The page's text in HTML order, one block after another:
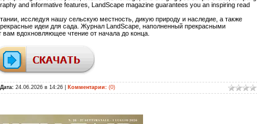
and informative features, LandScape magazine guarantees you an inspiring read
исследуя нашу сельскую местность, дикую природу и наследие, а также
идеи для сада. Журнал LandScape, наполненный прекрасными
вдохновляющее чтение от начала до конца.
Дата: 24.06.2026 в 14:26 Комментарии: (0)